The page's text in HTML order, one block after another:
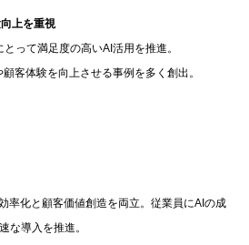
上を重視
って満足度の高いAI活用を推進。
客体験を向上させる事例を多く創出。
率化と顧客価値創造を両立。従業員にAIの成
な導入を推進。